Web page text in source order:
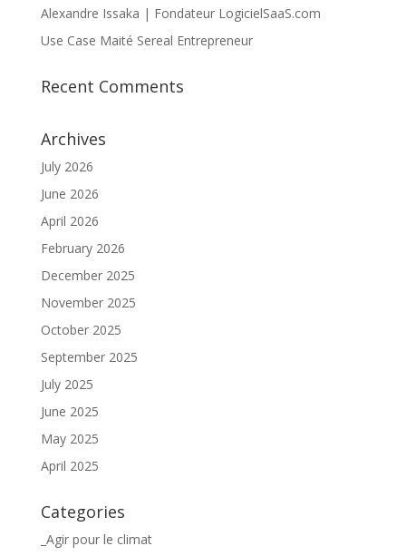
Alexandre Issaka | Fondateur LogicielSaaS.com
Use Case Maité Sereal Entrepreneur
Recent Comments
Archives
July 2026
June 2026
April 2026
February 2026
December 2025
November 2025
October 2025
September 2025
July 2025
June 2025
May 2025
April 2025
Categories
_Agir pour le climat